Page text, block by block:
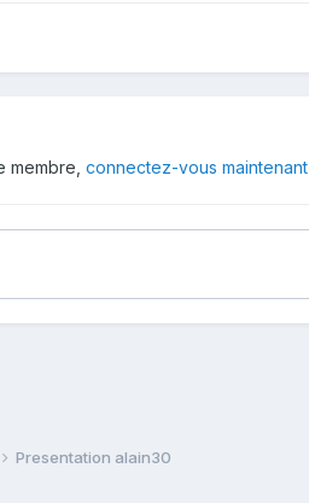
membre, connectez-vous maintenant
Presentation alain30